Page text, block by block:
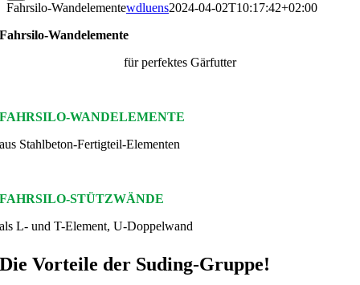
Fahrsilo-Wandelementewdluens2024-04-02T10:17:42+02:00
Fahrsilo-Wandelemente
für perfektes Gärfutter
FAHRSILO-WANDELEMENTE
aus Stahlbeton-Fertigteil-Elementen
FAHRSILO-STÜTZWÄNDE
als L- und T-Element, U-Doppelwand
Die Vorteile der Suding-Gruppe!